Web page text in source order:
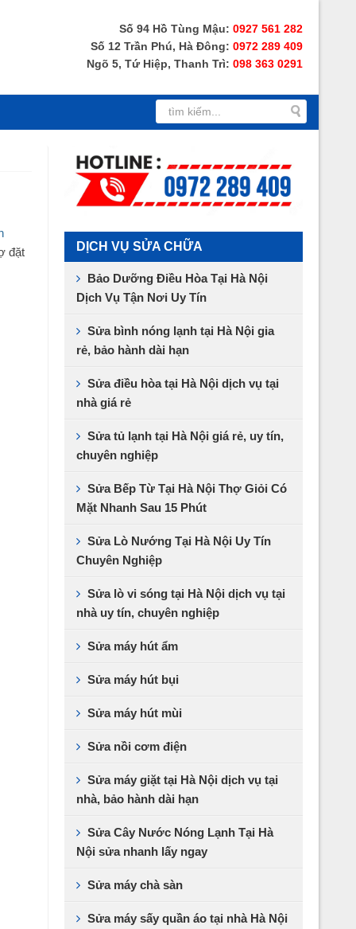
Số 94 Hồ Tùng Mậu: 0927 561 282
Số 12 Trần Phú, Hà Đông: 0972 289 409
Ngõ 5, Tứ Hiệp, Thanh Trì: 098 363 0291
DỊCH VỤ SỬA CHỮA
Bảo Dưỡng Điều Hòa Tại Hà Nội
Dịch Vụ Tận Nơi Uy Tín
Sửa bình nóng lạnh tại Hà Nội gia
rẻ, bảo hành dài hạn
Sửa điều hòa tại Hà Nội dịch vụ tại
nhà giá rẻ
Sửa tủ lạnh tại Hà Nội giá rẻ, uy tín,
chuyên nghiệp
Sửa Bếp Từ Tại Hà Nội Thợ Giỏi Có
Mặt Nhanh Sau 15 Phút
Sửa Lò Nướng Tại Hà Nội Uy Tín
Chuyên Nghiệp
Sửa lò vi sóng tại Hà Nội dịch vụ tại
nhà uy tín, chuyên nghiệp
Sửa máy hút ẩm
Sửa máy hút bụi
Sửa máy hút mùi
Sửa nồi cơm điện
Sửa máy giặt tại Hà Nội dịch vụ tại
nhà, bảo hành dài hạn
Sửa Cây Nước Nóng Lạnh Tại Hà
Nội sửa nhanh lấy ngay
Sửa máy chà sàn
Sửa máy sấy quần áo tại nhà Hà Nội
đặt